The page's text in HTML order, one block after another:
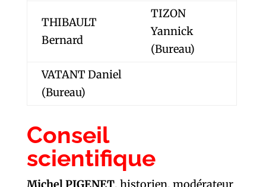
THIBAULT
Bernard
TIZON
Yannick
(Bureau)
VATANT Daniel
(Bureau)
Conseil
scientifique